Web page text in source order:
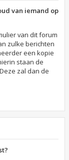
van iemand op
van dit forum
zulke berichten
een kopie
staan de
zal dan de